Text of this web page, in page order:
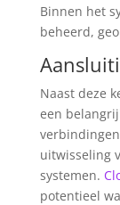
Binnen het
beheerd,
Naast deze
een
uitwisseling
systemen.
potentieel